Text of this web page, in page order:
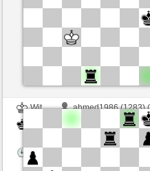
Wit
ahmed1986 (1283)
Yeye90 (1281) (+16)
Speelduur: 6 minutes/side + 3